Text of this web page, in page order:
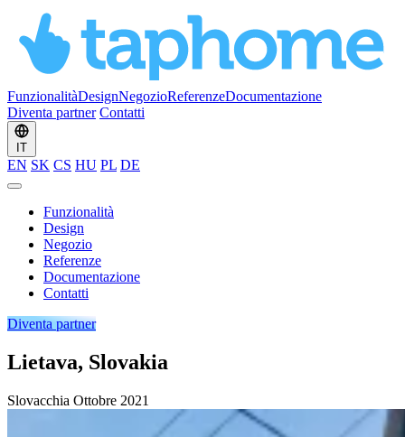
FunzionalitàDesignNegozioReferenzeDocumentazione
Diventa partner Contatti
IT
EN SK CS HU PL DE
Funzionalità
Design
Negozio
Referenze
Documentazione
Contatti
Diventa partner
Lietava, Slovakia
Slovacchia Ottobre 2021